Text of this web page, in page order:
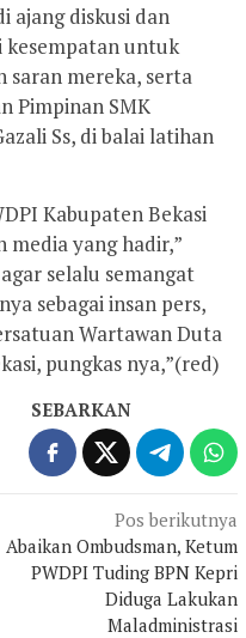
ajang diskusi dan
kesempatan untuk
saran mereka, serta
Pimpinan SMK
Ss, di balai latihan
Kabupaten Bekasi
media yang hadir,”
selalu semangat
sebagai insan pers,
Wartawan Duta
pungkas nya,”(red)
SEBARKAN
Pos berikutnya
Abaikan Ombudsman, Ketum
PWDPI Tuding BPN Kepri
Diduga Lakukan
Maladministrasi